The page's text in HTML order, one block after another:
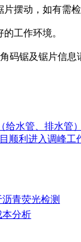
摆动，如有需检
工作环境。
码锯及锯片信息
给水管、排水管
顺利进入调峰工
青荧光检测
本分析